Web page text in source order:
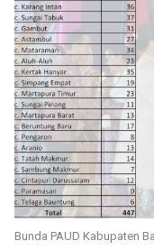
Bunda PAUD Kabupaten